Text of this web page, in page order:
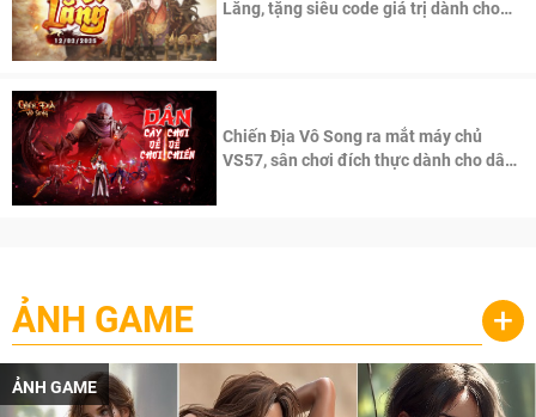
Lăng, tặng siêu code giá trị dành cho
Chiến Địa Vô Song ra mắt máy chủ
VS57, sân chơi đích thực dành cho dân
ẢNH GAME +
ẢNH GAME